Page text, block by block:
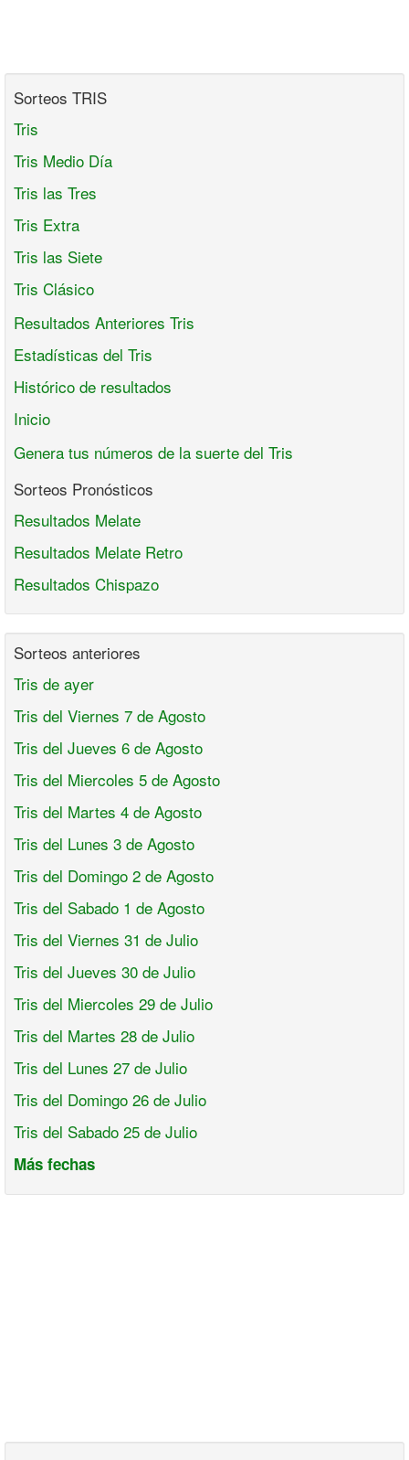
Sorteos TRIS
Tris
Tris Medio Día
Tris las Tres
Tris Extra
Tris las Siete
Tris Clásico
Resultados Anteriores Tris
Estadísticas del Tris
Histórico de resultados
Inicio
Genera tus números de la suerte del Tris
Sorteos Pronósticos
Resultados Melate
Resultados Melate Retro
Resultados Chispazo
Sorteos anteriores
Tris de ayer
Tris del Viernes 7 de Agosto
Tris del Jueves 6 de Agosto
Tris del Miercoles 5 de Agosto
Tris del Martes 4 de Agosto
Tris del Lunes 3 de Agosto
Tris del Domingo 2 de Agosto
Tris del Sabado 1 de Agosto
Tris del Viernes 31 de Julio
Tris del Jueves 30 de Julio
Tris del Miercoles 29 de Julio
Tris del Martes 28 de Julio
Tris del Lunes 27 de Julio
Tris del Domingo 26 de Julio
Tris del Sabado 25 de Julio
Más fechas